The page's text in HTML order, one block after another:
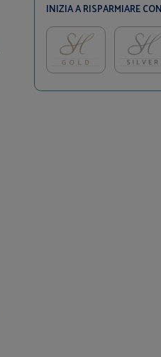
INIZIA A RISPARMIARE